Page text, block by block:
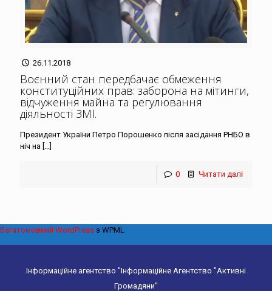
26.11.2018
Воєнний стан передбачає обмеження
конституційних прав: заборона на мітинги,
відчуження майна та регулювання
діяльності ЗМІ.
Президент України Петро Порошенко після засідання РНБО в
ніч на […]
0 Читати далі
Інформаційне агентство "Інформаційне Агентство "Активні
Громадяни"
Багатомовний WordPress з WPML